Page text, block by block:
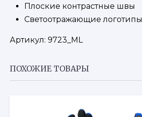
Плоские контрастные швы
Светоотражающие логотипы
Артикул: 9723_ML
ПОХОЖИЕ ТОВАРЫ